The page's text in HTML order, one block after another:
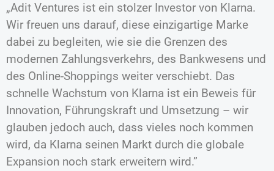
„Adit Ventures ist ein stolzer Investor von Klarna.
Wir freuen uns darauf, diese einzigartige Marke
dabei zu begleiten, wie sie die Grenzen des
modernen Zahlungsverkehrs, des Bankwesens und
des Online-Shoppings weiter verschiebt. Das
schnelle Wachstum von Klarna ist ein Beweis für
Innovation, Führungskraft und Umsetzung – wir
glauben jedoch auch, dass vieles noch kommen
wird, da Klarna seinen Markt durch die globale
Expansion noch stark erweitern wird.”